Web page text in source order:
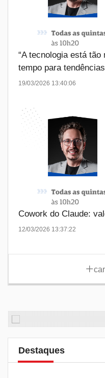
“A tecnologia está
tempo para
19/03/2026 13:40:06
Cowork do Claude:
12/03/2026 13:37:22
Destaques